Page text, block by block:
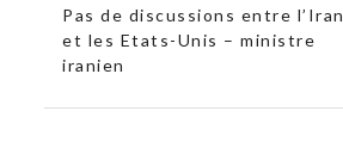
Pas de discussions entre l’Iran
et les Etats-Unis – ministre
iranien